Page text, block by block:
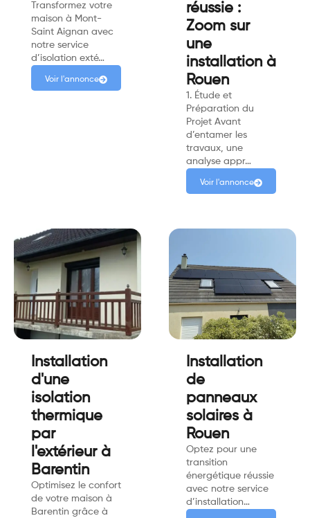
Transformez votre
maison à Mont-
Saint Aignan avec
notre service
d’isolation exté…
Voir l'annonce
réussie :
Zoom sur
une
installation à
Rouen
1. Étude et
Préparation du
Projet Avant
d’entamer les
travaux, une
analyse appr…
Voir l'annonce
Installation
d'une
isolation
thermique
par
l'extérieur à
Barentin
Optimisez le confort
de votre maison à
Barentin grâce à
Installation
de
panneaux
solaires à
Rouen
Optez pour une
transition
énergétique réussie
avec notre service
d’installation…